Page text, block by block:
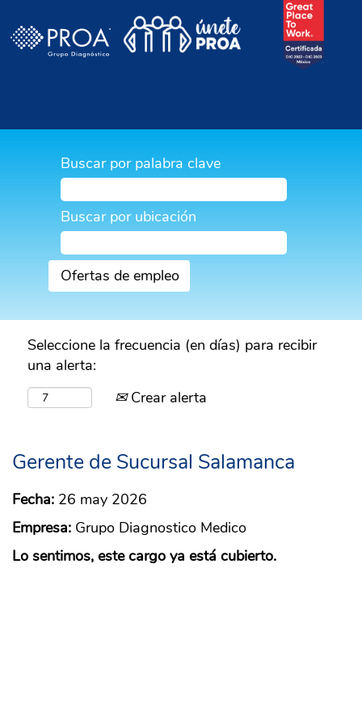
Buscar por palabra clave
Buscar por ubicación
Seleccione la frecuencia (en días) para recibir
una alerta:
Crear alerta
Gerente de Sucursal Salamanca
Fecha: 26 may 2026
Empresa: Grupo Diagnostico Medico
Lo sentimos, este cargo ya está cubierto.